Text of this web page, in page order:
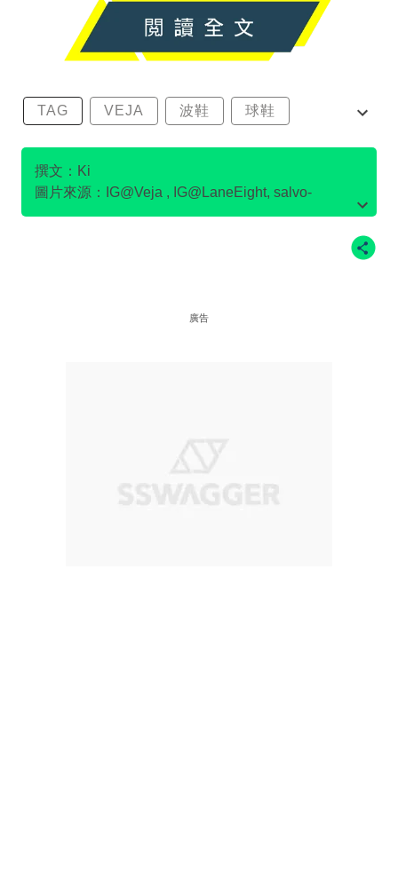
TAG VEJA 波鞋 球鞋
環保波鞋
撰文：Ki
圖片來源：IG@Veja , IG@LaneEight, salvo-
store.com官網圖片, Flamingo's Life官網圖片,
廣告